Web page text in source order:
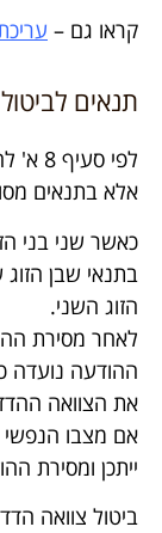
קראו גם –
תנאים
לפי
אלא בתנאים
כאשר שני בני
בתנאי שבן
הזוג השני.
לאחר מסירת
ההודעה נועדה
את הצוואה
אם מצבו הנפשי
ייתכן ומסירת
ביטול צוואה